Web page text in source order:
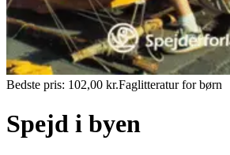
Bedste pris: 102,00 kr.Faglitteratur for børn
Spejd i byen